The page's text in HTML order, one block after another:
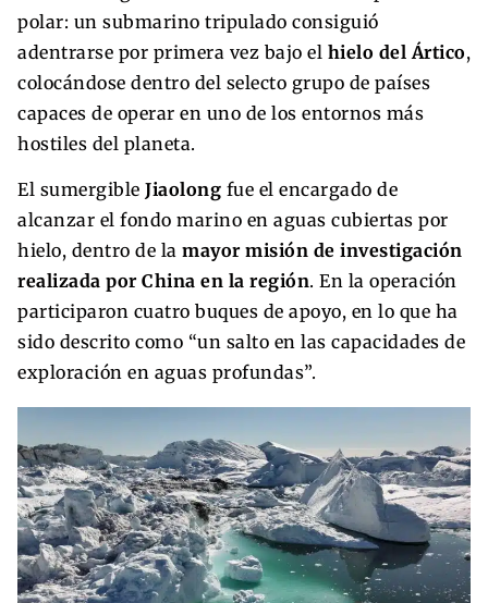
polar: un submarino tripulado consiguió
adentrarse por primera vez bajo el hielo del Ártico,
colocándose dentro del selecto grupo de países
capaces de operar en uno de los entornos más
hostiles del planeta.
El sumergible Jiaolong fue el encargado de
alcanzar el fondo marino en aguas cubiertas por
hielo, dentro de la mayor misión de investigación
realizada por China en la región. En la operación
participaron cuatro buques de apoyo, en lo que ha
sido descrito como “un salto en las capacidades de
exploración en aguas profundas”.